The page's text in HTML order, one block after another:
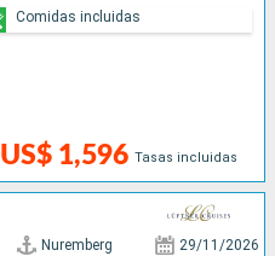
US$ 1,596 Tasas incluidas
Comidas incluidas
Nuremberg 29/11/2026